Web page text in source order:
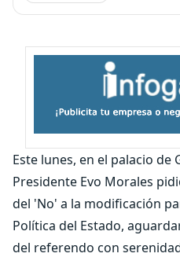
Este lunes, en el palacio de
Presidente Evo Morales
del 'No' a la modificación
Política del Estado,
del referendo con